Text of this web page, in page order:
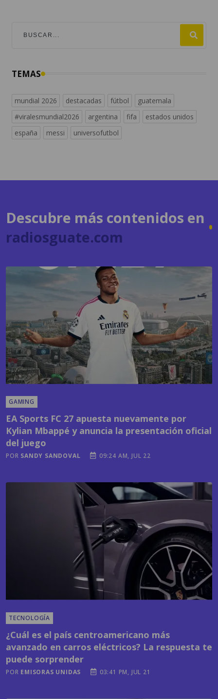
mundial 2026
españa
messi universofutbol
radiosguate.com
GAMING
Kylian Mbappé y anuncia la presentación oficial
del juego
PORSANDY SANDOVAL 09:24 AM, JUL 22
avanzado en carros eléctricos? La respuesta te
puede sorprender
EMISORAS UNIDAS 03:41 PM, JUL 21